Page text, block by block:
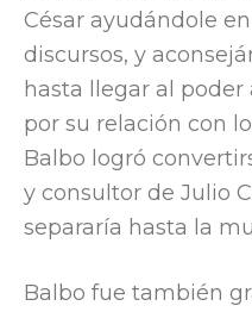
César ayudándole
discursos, y
hasta llegar al
por su relación con
Balbo logró
y consultor de Julio
separaría hasta la
Balbo fue también